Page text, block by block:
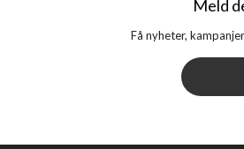
Meld
Få nyheter,